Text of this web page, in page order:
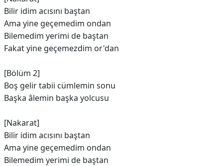
Bilir idim acısını baştan
Ama yine geçemedim ondan
Bilemedim yerimi de baştan
Fakat yine geçemezdim or'dan
[Bölüm 2]
Boş gelir tabii cümlemin sonu
Başka âlemin başka yolcusu
[Nakarat]
Bilir idim acısını baştan
Ama yine geçemedim ondan
Bilemedim yerimi de baştan